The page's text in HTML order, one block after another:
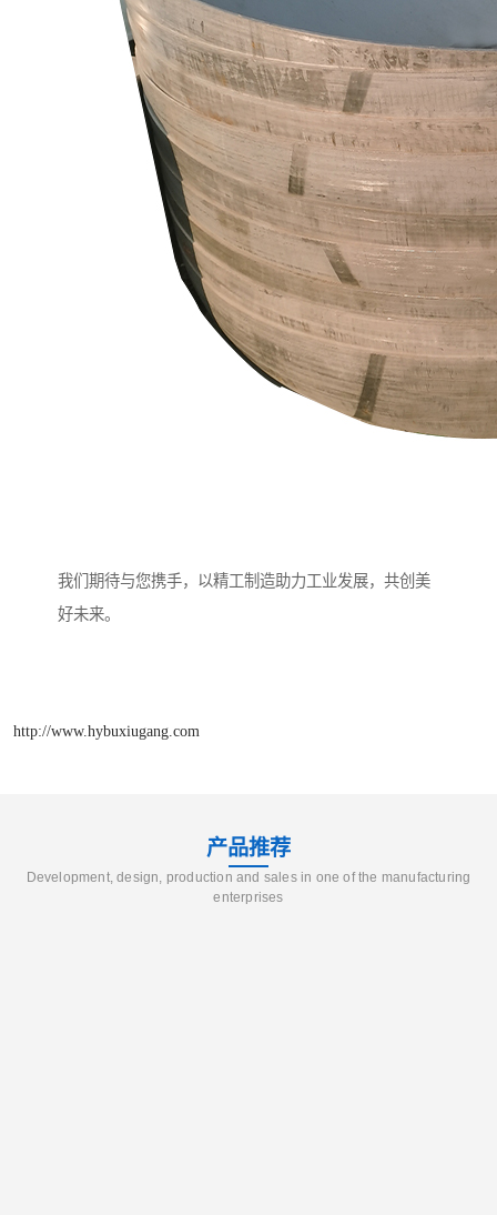
我们期待与您携手，以精工制造助力工业发展，共创美
好未来。
http://www.hybuxiugang.com
产品推荐
Development, design, production and sales in one of the manufacturing
enterprises